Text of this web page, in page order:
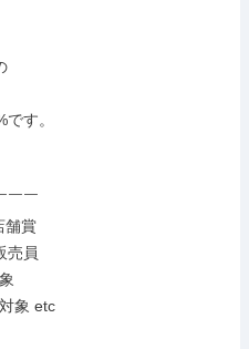
す。
￣￣
舗賞
売員
象 etc